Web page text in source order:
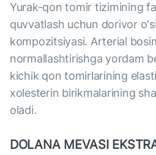
Yurak-qon tomir tizimining
quvvatlash uchun dorivor
kompozitsiyasi. Arterial
normallashtirishga yordam
kichik qon tomirlarining
xolesterin birikmalarining
oladi.
DOLANA MEVASI